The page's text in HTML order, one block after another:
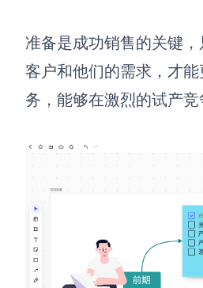
准备是成功销售的关键
客户和他们的需求，才
务，能够在激烈的试产竞